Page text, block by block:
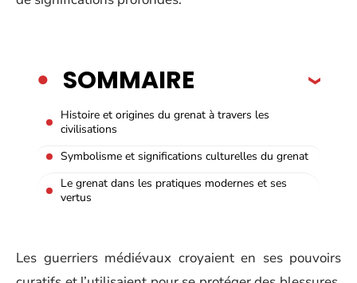
SOMMAIRE
Histoire et origines du grenat à travers les
civilisations
Symbolisme et significations culturelles du grenat
Le grenat dans les pratiques modernes et ses
vertus
Les guerriers médiévaux croyaient en ses pouvoirs